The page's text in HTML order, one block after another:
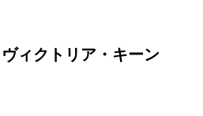
ィクトリア・キーン